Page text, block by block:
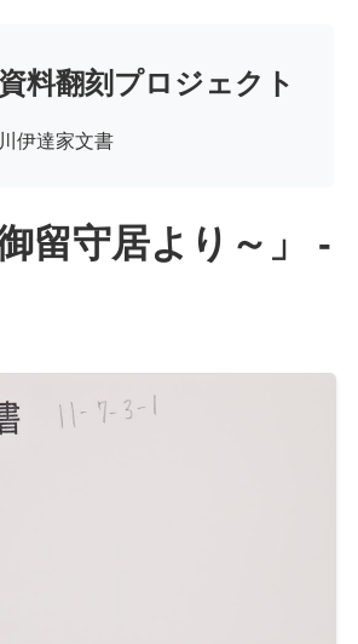
料翻刻プロジェクト
伊達家文書
留守居より～」 -